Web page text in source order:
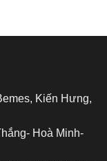
Kiến Hưng,
Hoà Minh-